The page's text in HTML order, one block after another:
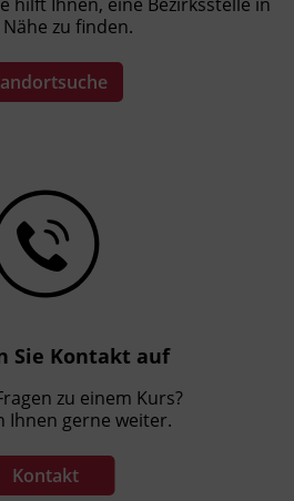
zu finden.
Sie Kontakt auf
zu einem Kurs?
Ihnen gerne weiter.
Kontakt